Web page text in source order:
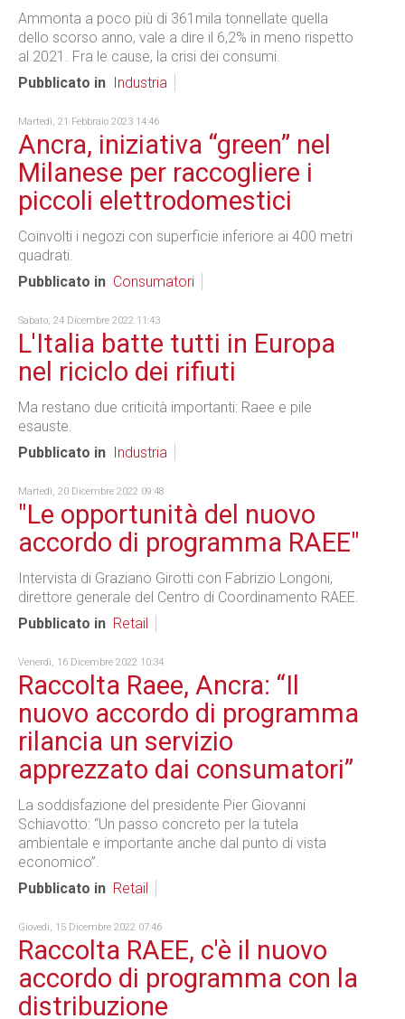
Ammonta a poco più di 361mila tonnellate quella
dello scorso anno, vale a dire il 6,2% in meno rispetto
al 2021. Fra le cause, la crisi dei consumi.
Pubblicato in
Industria
Martedì, 21 Febbraio 2023 14:46
Ancra, iniziativa “green” nel
Milanese per raccogliere i
piccoli elettrodomestici
Coinvolti i negozi con superficie inferiore ai 400 metri
quadrati.
Pubblicato in Consumatori
Sabato, 24 Dicembre 2022 11:43
L'Italia batte tutti in Europa
nel riciclo dei rifiuti
Ma restano due criticità importanti: Raee e pile
esauste.
Pubblicato in
Industria
Martedì, 20 Dicembre 2022 09:48
"Le opportunità del nuovo
accordo di programma RAEE"
Intervista di Graziano Girotti con Fabrizio Longoni,
direttore generale del Centro di Coordinamento RAEE.
Pubblicato in Retail
Venerdì, 16 Dicembre 2022 10:34
Raccolta Raee, Ancra: “Il
nuovo accordo di programma
rilancia un servizio
apprezzato dai consumatori”
La soddisfazione del presidente Pier Giovanni
Schiavotto: “Un passo concreto per la tutela
ambientale e importante anche dal punto di vista
economico”.
Pubblicato in Retail
Giovedì, 15 Dicembre 2022 07:46
Raccolta RAEE, c'è il nuovo
accordo di programma con la
distribuzione